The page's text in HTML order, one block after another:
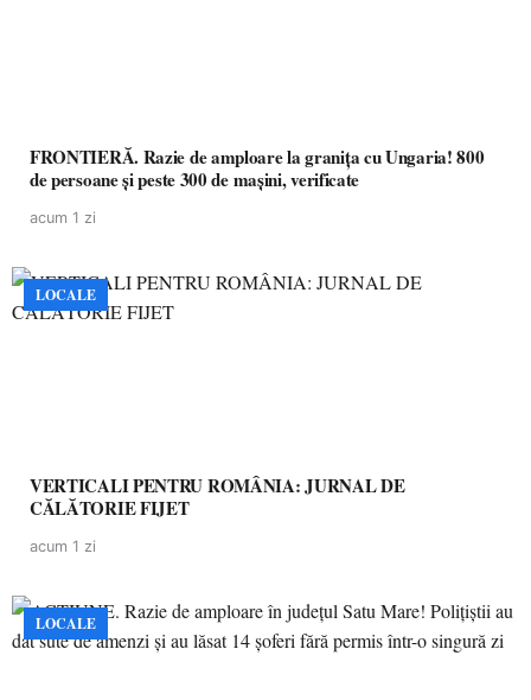
FRONTIERĂ. Razie de amploare la granița cu Ungaria! 800
de persoane și peste 300 de mașini, verificate
acum 1 zi
LOCALE
VERTICALI PENTRU ROMÂNIA: JURNAL DE
CĂLĂTORIE FIJET
acum 1 zi
LOCALE